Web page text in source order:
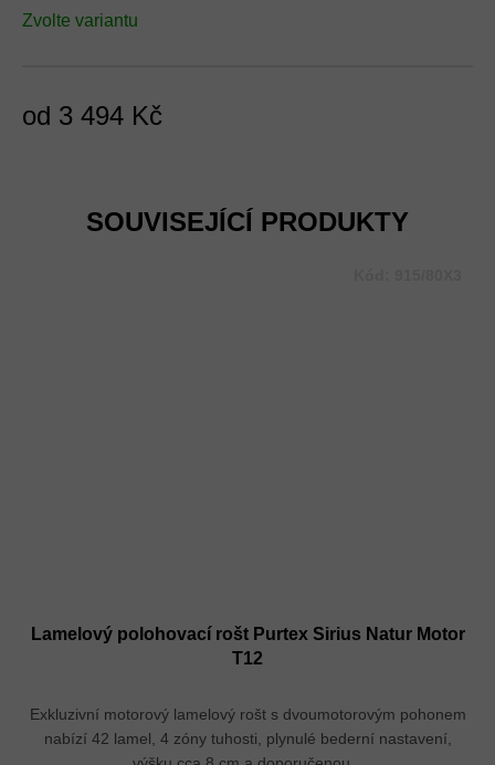
od 3 494 Kč
Zvolte variantu
SOUVISEJÍCÍ PRODUKTY
Lamelový polohovací rošt Purtex Sirius Natur Motor
T12
Exkluzivní motorový lamelový rošt s dvoumotorovým pohonem
nabízí 42 lamel, 4 zóny tuhosti, plynulé bederní nastavení,